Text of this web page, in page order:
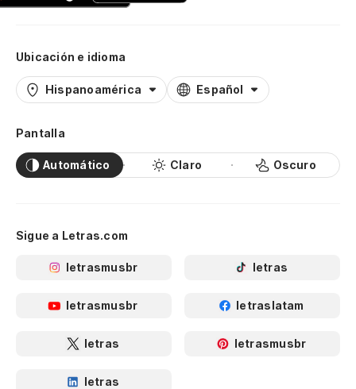
Ubicación e idioma
Hispanoamérica Español
Pantalla
Automático Claro Oscuro
Sigue a Letras.com
letrasmusbr letras
letrasmusbr letraslatam
letras letrasmusbr
letras